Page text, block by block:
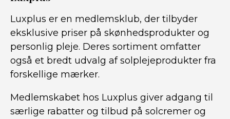
Luxplus er en medlemsklub, der tilbyder
eksklusive priser på skønhedsprodukter og
personlig pleje. Deres sortiment omfatter
også et bredt udvalg af solplejeprodukter fra
forskellige mærker.
Medlemskabet hos Luxplus giver adgang til
særlige rabatter og tilbud på solcremer og